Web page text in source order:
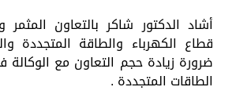
أشاد الدكتور شاكر بالتعاون المثمر
قطاع الكهرباء والطاقة المتجددة
ضرورة زيادة حجم التعاون مع
الطاقات المتجددة .